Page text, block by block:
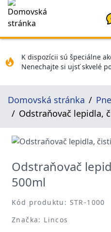
K dispozícii sú špeciálne
Nenechajte si ujsť skvelé
Domovská stránka
Odstraňovač lepidla,
Odstraňovač
500ml
Kód produktu: STR-1000
Značka: Lincos